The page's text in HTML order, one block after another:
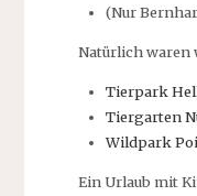
(Nur
Natürlich waren
Tierpark
Tiergarten
Wildpark
Ein Urlaub mit